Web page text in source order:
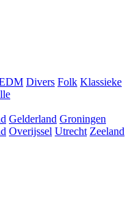
Divers Folk Klassieke
Gelderland Groningen
Overijssel Utrecht Zeeland